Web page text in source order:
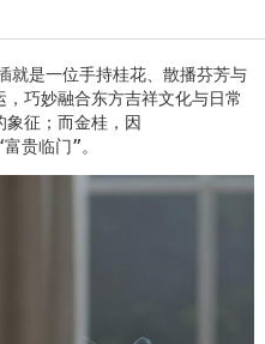
就是一位手持桂花、散播芬芳与
巧妙融合东方吉祥文化与日常
象征；而金桂，因
贵临门”。